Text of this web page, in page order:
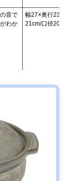
音で
わか
幅27×奥行23×高
21cm/口径20cm
など
源に
27.5cm
使え
幅29.2×高さ
9.5cm/口径